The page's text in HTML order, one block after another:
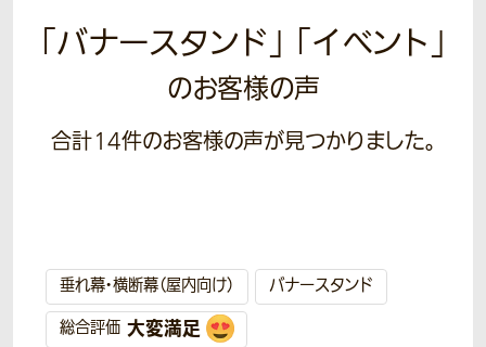
「バナースタンド」 「イベント」
のお客様の声
合計14件のお客様の声が見つかりました。
垂れ幕・横断幕（屋内向け）
バナースタンド
総合評価 大変満足